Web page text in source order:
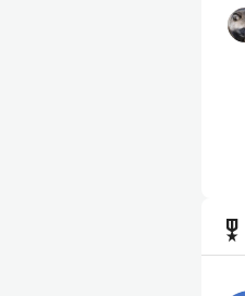
military_tech